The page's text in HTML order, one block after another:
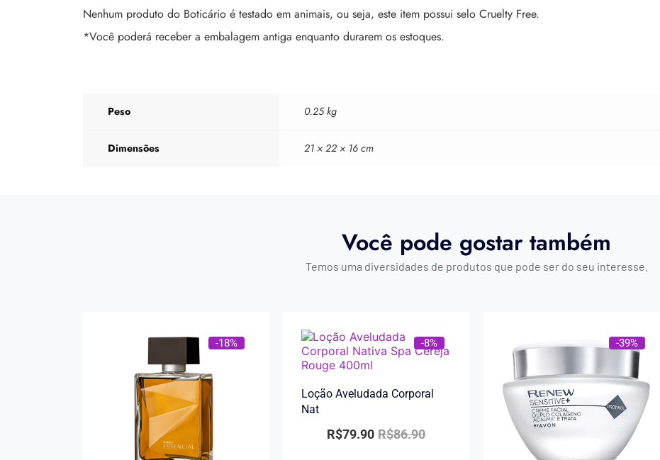
Nenhum produto do Boticário é testado em animais, ou seja, este item possui selo Cruelty Free.
*Você poderá receber a embalagem antiga enquanto durarem os estoques.
Peso 0.25 kg
Dimensões 21 × 22 × 16 cm
Você pode gostar também
Temos uma diversidades de produtos que pode ser do seu interesse.
-18% -8%
Loção Aveludada Corporal
Nat
R$86.90
R$79.90
-39%